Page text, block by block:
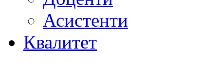
Асистенти
Квалитет